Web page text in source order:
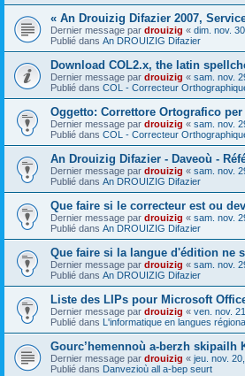
« An Drouizig Difazier 2007,
Dernier message par drouizig « dim. nov.
Publié dans An DROUIZIG Difazier
Download COL2.x, the latin
Dernier message par drouizig « sam. nov.
Publié dans COL - Correcteur
Oggetto: Correttore Ortografico
Dernier message par drouizig « sam. nov.
Publié dans COL - Correcteur
An Drouizig Difazier - Daveoù -
Dernier message par drouizig « sam. nov.
Publié dans An DROUIZIG Difazier
Que faire si le correcteur est ou
Dernier message par drouizig « sam. nov.
Publié dans An DROUIZIG Difazier
Que faire si la langue d'édition ne
Dernier message par drouizig « sam. nov.
Publié dans An DROUIZIG Difazier
Liste des LIPs pour Microsoft
Dernier message par drouizig « ven. nov.
Publié dans L'informatique en langues
Gourc’hemennoù a-berzh skipailh
Dernier message par drouizig « jeu. nov.
Publié dans Danvezioù all a-bep seurt